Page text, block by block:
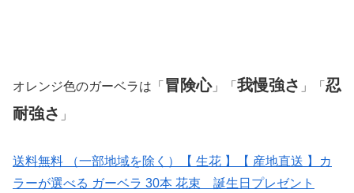
オレンジ色のガーベラは「 冒険心」「 我慢強さ 」「 忍
耐強さ 」
送料無料 （一部地域を除く）【 生花 】【 産地直送 】カ
ラーが選べる ガーベラ 30本 花束 誕生日プレゼント